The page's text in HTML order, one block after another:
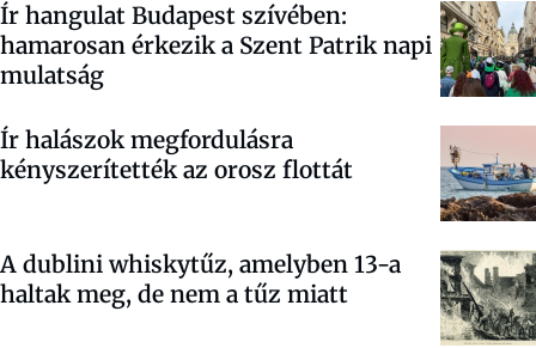
Ír hangulat Budapest szívében:
hamarosan érkezik a Szent Patrik napi
mulatság
Ír halászok megfordulásra
kényszerítették az orosz flottát
A dublini whiskytűz, amelyben 13-a
haltak meg, de nem a tűz miatt